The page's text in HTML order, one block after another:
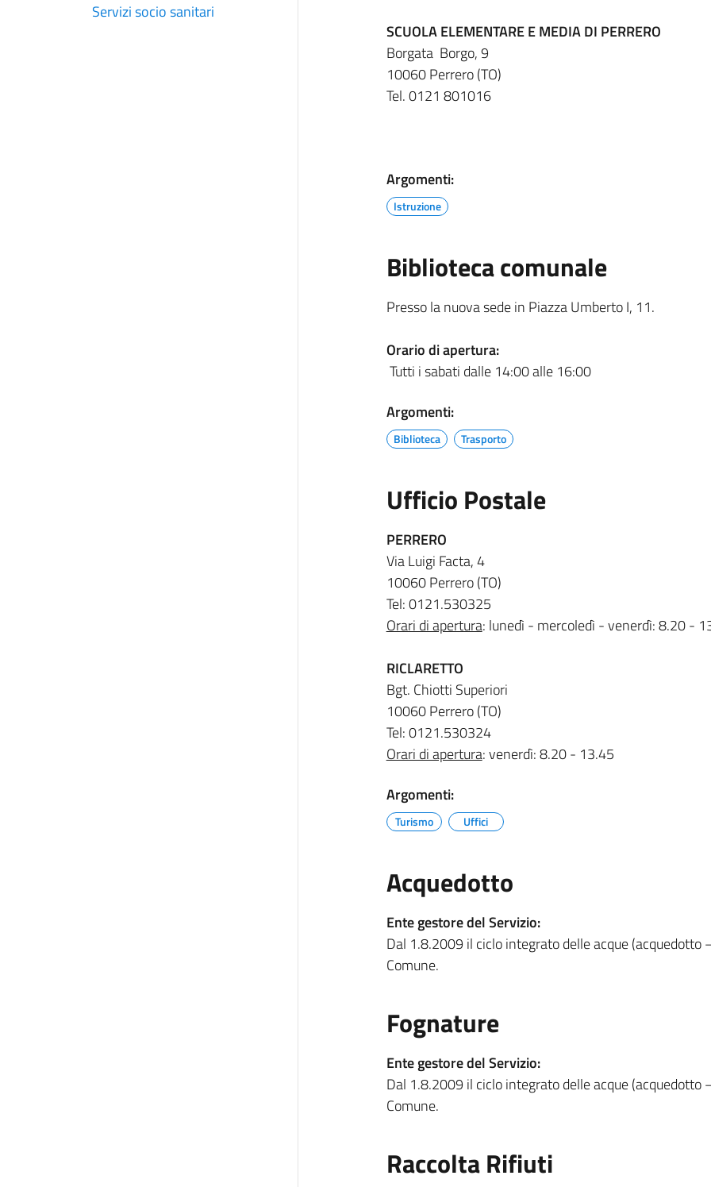
Servizi socio sanitari
SCUOLA ELEMENTARE E MEDIA DI PERRERO
Borgata Borgo, 9
10060 Perrero (TO)
Tel. 0121 801016
Argomenti:
Istruzione
Biblioteca comunale
Presso la nuova sede in Piazza Umberto I, 11.
Orario di apertura:
Tutti i sabati dalle 14:00 alle 16:00
Argomenti:
Biblioteca Trasporto
Ufficio Postale
PERRERO
Via Luigi Facta, 4
10060 Perrero (TO)
Tel: 0121.530325
Orari di apertura: lunedì - mercoledì - venerdì: 8.20 -
RICLARETTO
Bgt. Chiotti Superiori
10060 Perrero (TO)
Tel: 0121.530324
Orari di apertura: venerdì: 8.20 - 13.45
Argomenti:
Turismo Uffici
Acquedotto
Ente gestore del Servizio:
Dal 1.8.2009 il ciclo integrato delle acque
Comune.
Fognature
Ente gestore del Servizio:
Dal 1.8.2009 il ciclo integrato delle acque
Comune.
Raccolta Rifiuti